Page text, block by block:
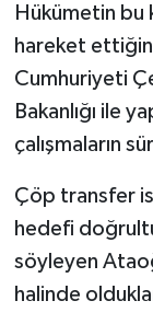
Hükümetin
hareket
Cumhuriyeti
Bakanlığı ile
çalışmaların
Çöp transfer
hedefi
söyleyen
halinde
TİCARET
YAŞAM